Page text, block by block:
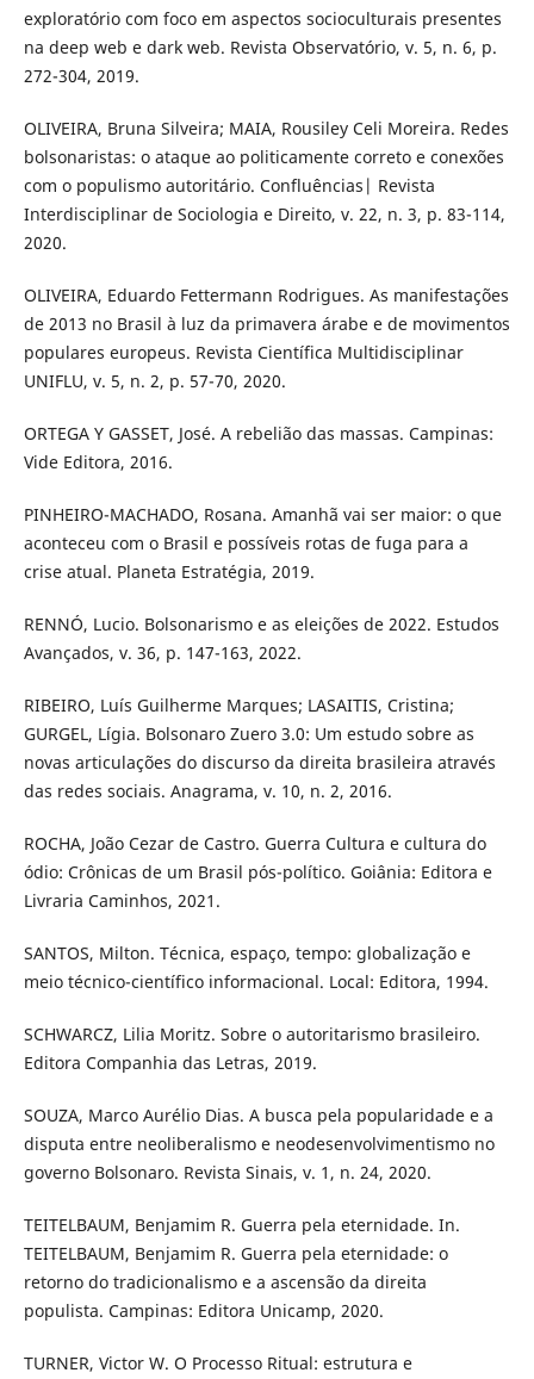
exploratório com foco em aspectos socioculturais presentes
na deep web e dark web. Revista Observatório, v. 5, n. 6, p.
272-304, 2019.
OLIVEIRA, Bruna Silveira; MAIA, Rousiley Celi Moreira. Redes
bolsonaristas: o ataque ao politicamente correto e conexões
com o populismo autoritário. Confluências| Revista
Interdisciplinar de Sociologia e Direito, v. 22, n. 3, p. 83-114,
2020.
OLIVEIRA, Eduardo Fettermann Rodrigues. As manifestações
de 2013 no Brasil à luz da primavera árabe e de movimentos
populares europeus. Revista Científica Multidisciplinar
UNIFLU, v. 5, n. 2, p. 57-70, 2020.
ORTEGA Y GASSET, José. A rebelião das massas. Campinas:
Vide Editora, 2016.
PINHEIRO-MACHADO, Rosana. Amanhã vai ser maior: o que
aconteceu com o Brasil e possíveis rotas de fuga para a
crise atual. Planeta Estratégia, 2019.
RENNÓ, Lucio. Bolsonarismo e as eleições de 2022. Estudos
Avançados, v. 36, p. 147-163, 2022.
RIBEIRO, Luís Guilherme Marques; LASAITIS, Cristina;
GURGEL, Lígia. Bolsonaro Zuero 3.0: Um estudo sobre as
novas articulações do discurso da direita brasileira através
das redes sociais. Anagrama, v. 10, n. 2, 2016.
ROCHA, João Cezar de Castro. Guerra Cultura e cultura do
ódio: Crônicas de um Brasil pós-político. Goiânia: Editora e
Livraria Caminhos, 2021.
SANTOS, Milton. Técnica, espaço, tempo: globalização e
meio técnico-científico informacional. Local: Editora, 1994.
SCHWARCZ, Lilia Moritz. Sobre o autoritarismo brasileiro.
Editora Companhia das Letras, 2019.
SOUZA, Marco Aurélio Dias. A busca pela popularidade e a
disputa entre neoliberalismo e neodesenvolvimentismo no
governo Bolsonaro. Revista Sinais, v. 1, n. 24, 2020.
TEITELBAUM, Benjamim R. Guerra pela eternidade. In.
TEITELBAUM, Benjamim R. Guerra pela eternidade: o
retorno do tradicionalismo e a ascensão da direita
populista. Campinas: Editora Unicamp, 2020.
TURNER, Victor W. O Processo Ritual: estrutura e